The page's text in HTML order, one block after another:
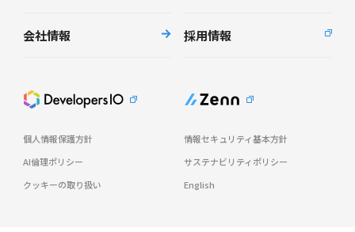
会社情報 採用情報
個人情報保護方針
情報セキュリティ基本方針
AI倫理ポリシー
サステナビリティポリシー
クッキーの取り扱い
English